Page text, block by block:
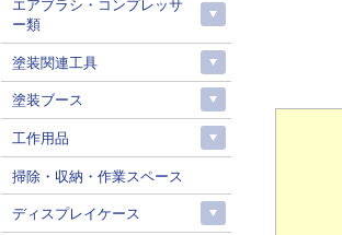
エアブラシ・コンプレッサ
ー類
塗装関連工具
塗装ブース
工作用品
掃除・収納・作業スペース
ディスプレイケース